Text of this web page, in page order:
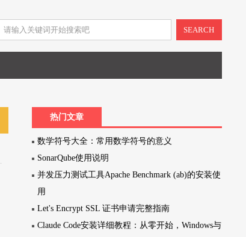
SEARCH
热门文章
数学符号大全：常用数学符号的意义
SonarQube使用说明
并发压力测试工具Apache Benchmark (ab)的安装使
用
Let's Encrypt SSL 证书申请完整指南
Claude Code安装详细教程：从零开始，Windows与